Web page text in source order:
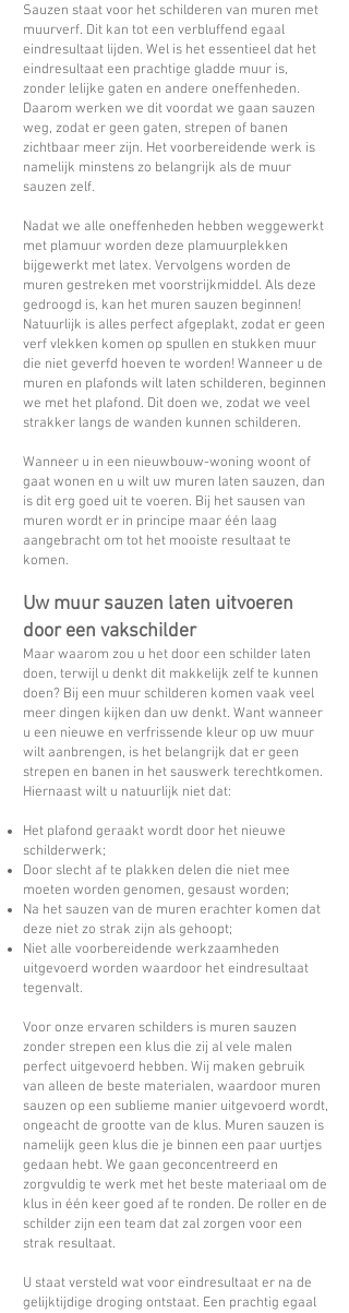
Sauzen staat voor het schilderen van muren met
muurverf. Dit kan tot een verbluffend egaal
eindresultaat lijden. Wel is het essentieel dat het
eindresultaat een prachtige gladde muur is,
zonder lelijke gaten en andere oneffenheden.
Daarom werken we dit voordat we gaan sauzen
weg, zodat er geen gaten, strepen of banen
zichtbaar meer zijn. Het voorbereidende werk is
namelijk minstens zo belangrijk als de muur
sauzen zelf.
Nadat we alle oneffenheden hebben weggewerkt
met plamuur worden deze plamuurplekken
bijgewerkt met latex. Vervolgens worden de
muren gestreken met voorstrijkmiddel. Als deze
gedroogd is, kan het muren sauzen beginnen!
Natuurlijk is alles perfect afgeplakt, zodat er geen
verf vlekken komen op spullen en stukken muur
die niet geverfd hoeven te worden! Wanneer u de
muren en plafonds wilt laten schilderen, beginnen
we met het plafond. Dit doen we, zodat we veel
strakker langs de wanden kunnen schilderen.
Wanneer u in een nieuwbouw-woning woont of
gaat wonen en u wilt uw muren laten sauzen, dan
is dit erg goed uit te voeren. Bij het sausen van
muren wordt er in principe maar één laag
aangebracht om tot het mooiste resultaat te
komen.
Uw muur sauzen laten uitvoeren
door een vakschilder
Maar waarom zou u het door een schilder laten
doen, terwijl u denkt dit makkelijk zelf te kunnen
doen? Bij een muur schilderen komen vaak veel
meer dingen kijken dan uw denkt. Want wanneer
u een nieuwe en verfrissende kleur op uw muur
wilt aanbrengen, is het belangrijk dat er geen
strepen en banen in het sauswerk terechtkomen.
Hiernaast wilt u natuurlijk niet dat:
Het plafond geraakt wordt door het nieuwe
schilderwerk;
Door slecht af te plakken delen die niet mee
moeten worden genomen, gesaust worden;
Na het sauzen van de muren erachter komen dat
deze niet zo strak zijn als gehoopt;
Niet alle voorbereidende werkzaamheden
uitgevoerd worden waardoor het eindresultaat
tegenvalt.
Voor onze ervaren schilders is muren sauzen
zonder strepen een klus die zij al vele malen
perfect uitgevoerd hebben. Wij maken gebruik
van alleen de beste materialen, waardoor muren
sauzen op een sublieme manier uitgevoerd wordt,
ongeacht de grootte van de klus. Muren sauzen is
namelijk geen klus die je binnen een paar uurtjes
gedaan hebt. We gaan geconcentreerd en
zorgvuldig te werk met het beste materiaal om de
klus in één keer goed af te ronden. De roller en de
schilder zijn een team dat zal zorgen voor een
strak resultaat.
U staat versteld wat voor eindresultaat er na de
gelijktijdige droging ontstaat. Een prachtig egaal